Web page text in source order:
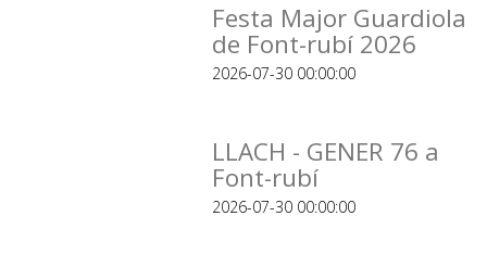
Festa Major Guardiola
de Font-rubí 2026
2026-07-30 00:00:00
LLACH - GENER 76 a
Font-rubí
2026-07-30 00:00:00